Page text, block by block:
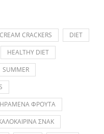
CREAM CRACKERS
DIET
HEALTHY DIET
SUMMER
ΦΡΟΥΤΑ
ΣΝΑΚ